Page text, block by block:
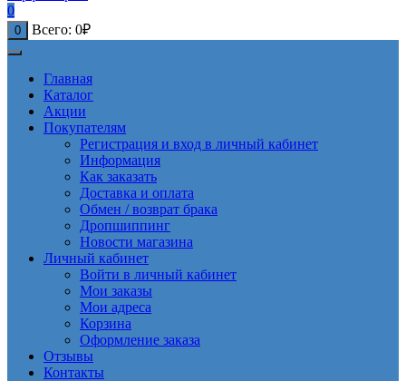
0
0 Всего: 0₽
Главная
Каталог
Акции
Покупателям
Регистрация и вход в личный кабинет
Информация
Как заказать
Доставка и оплата
Обмен / возврат брака
Дропшиппинг
Новости магазина
Личный кабинет
Войти в личный кабинет
Мои заказы
Мои адреса
Корзина
Оформление заказа
Отзывы
Контакты